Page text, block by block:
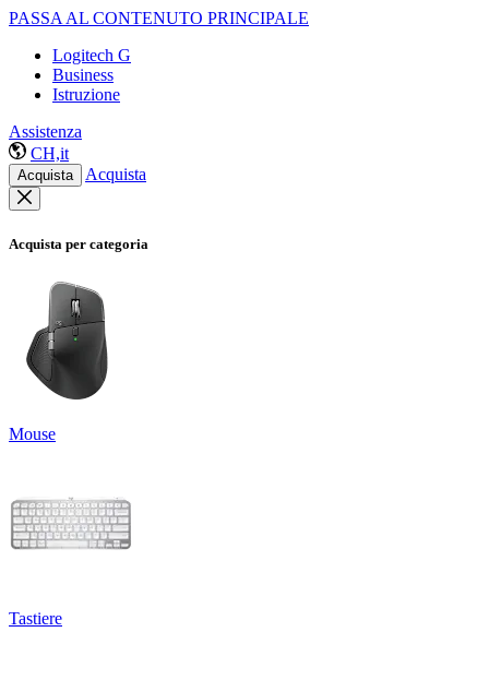
PASSA AL CONTENUTO PRINCIPALE
Logitech G
Business
Istruzione
Assistenza
CH,it
Acquista Acquista
Acquista per categoria
Mouse
Tastiere